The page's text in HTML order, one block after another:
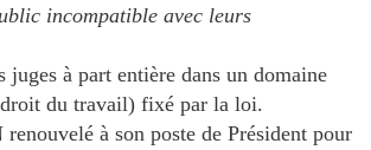
incompatible avec leurs
juges à part entière dans un domaine
du travail) fixé par la loi.
à son poste de Président pour